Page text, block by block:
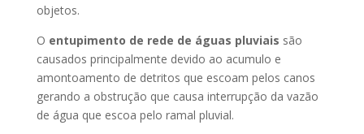
objetos.
O entupimento de rede de águas pluviais são
causados principalmente devido ao acumulo e
amontoamento de detritos que escoam pelos canos
gerando a obstrução que causa interrupção da vazão
de água que escoa pelo ramal pluvial.